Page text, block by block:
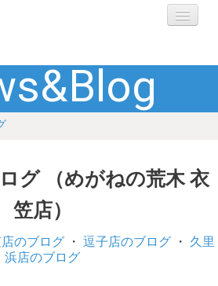
グ （めがねの荒木 衣
笠店）
のブログ ・ 逗子店のブログ ・ 久里
浜店のブログ